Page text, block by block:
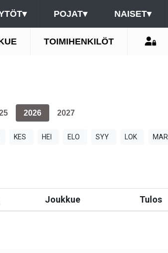
▾ POJAT▾ NAISET▾
TOIMIHENKILÖT
2026 2027
KES HEI ELO SYY LOK MAR
Joukkue Tulos